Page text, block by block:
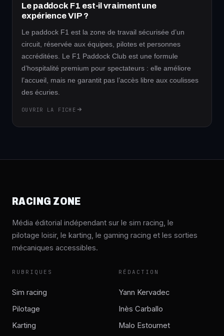
Le paddock F1 est-il vraiment une
expérience VIP ?
Le paddock F1 est la zone de travail sécurisée d’un
circuit, réservée aux équipes, pilotes et personnes
accréditées. Le F1 Paddock Club est une formule
d’hospitalité premium pour spectateurs : elle améliore
l’accueil, mais ne garantit pas l’accès libre aux coulisses
des écuries.
OUVRIR LA FICHE
RACING ZONE
Média éditorial indépendant sur le sim racing, le
pilotage loisir, le karting, le gaming racing et les sorties
mécaniques accessibles.
RUBRIQUES
Sim racing
Pilotage
Karting
RÉDACTION
Yann Kervadec
Inès Carballo
Malo Estournet